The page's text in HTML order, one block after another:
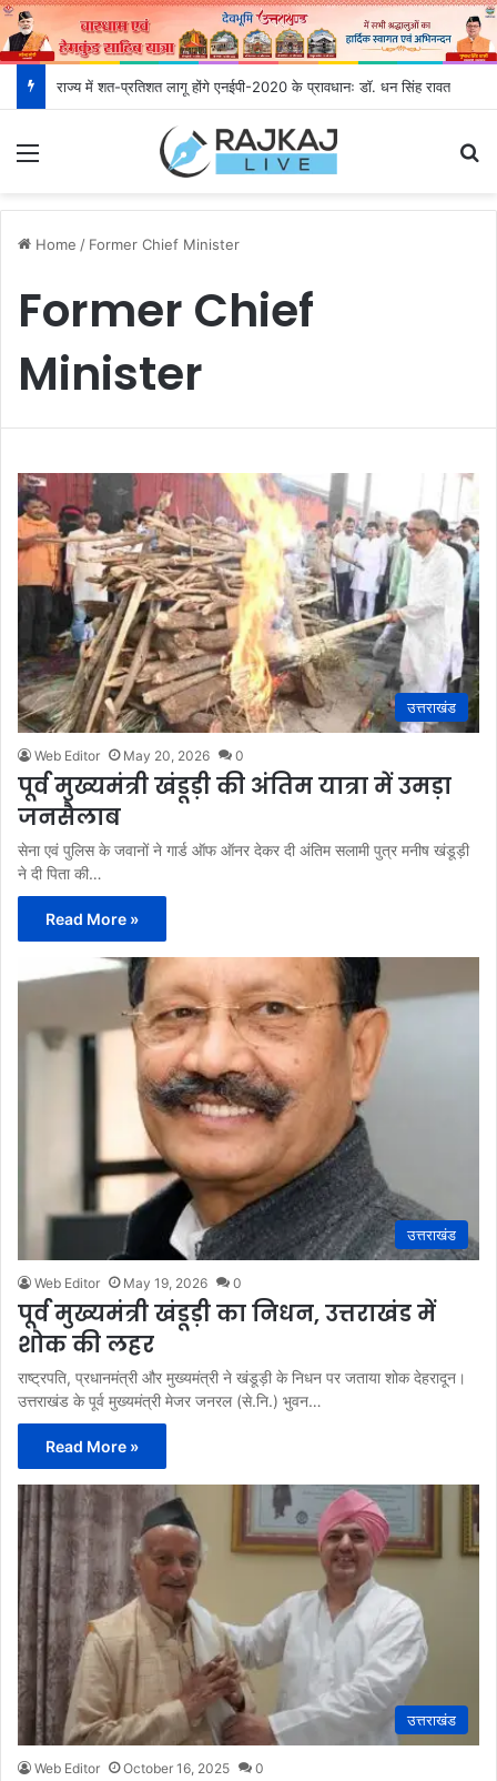
राज्य में शत-प्रतिशत लागू होंगे एनईपी-2020 के प्रावधानः डाॅ. धन सिंह रावत
Home / Former Chief Minister
Former Chief
Minister
उत्तराखंड
Web Editor May 20, 2026 0
पूर्व मुख्यमंत्री खंडूड़ी की अंतिम यात्रा में उमड़ा
जनसैलाब
सेना एवं पुलिस के जवानों ने गार्ड ऑफ ऑनर देकर दी अंतिम सलामी पुत्र मनीष खंडूड़ी
ने दी पिता की…
Read More »
उत्तराखंड
Web Editor May 19, 2026 0
पूर्व मुख्यमंत्री खंडूड़ी का निधन, उत्तराखंड में
शोक की लहर
राष्ट्रपति, प्रधानमंत्री और मुख्यमंत्री ने खंडूड़ी के निधन पर जताया शोक देहरादून।
उत्तराखंड के पूर्व मुख्यमंत्री मेजर जनरल (से.नि.) भुवन…
Read More »
उत्तराखंड
Web Editor October 16, 2025 0